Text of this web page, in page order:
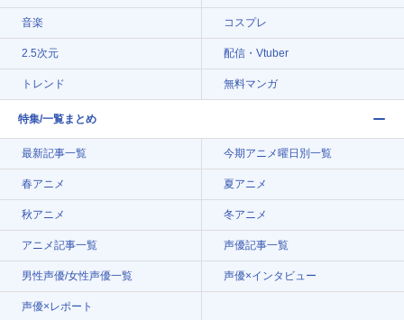
音楽 コスプレ
2.5次元 配信・Vtuber
トレンド 無料マンガ
特集/一覧まとめ
最新記事一覧 今期アニメ曜日別一覧
春アニメ 夏アニメ
秋アニメ 冬アニメ
アニメ記事一覧 声優記事一覧
男性声優/女性声優一覧 声優×インタビュー
声優×レポート